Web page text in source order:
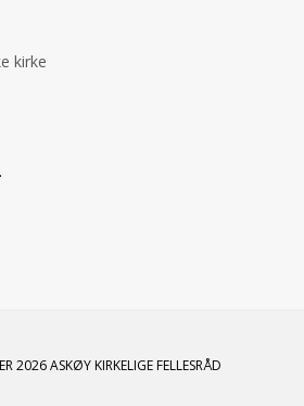
kirke
2026 ASKØY KIRKELIGE FELLESRÅD